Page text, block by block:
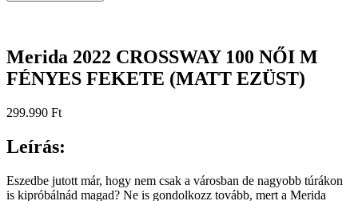
Merida 2022 CROSSWAY 100 NŐI M
FÉNYES FEKETE (MATT EZÜST)
299.990 Ft
Leírás:
Eszedbe jutott már, hogy nem csak a városban de nagyobb túrákon
is kipróbálnád magad? Ne is gondolkozz tovább, mert a Merida